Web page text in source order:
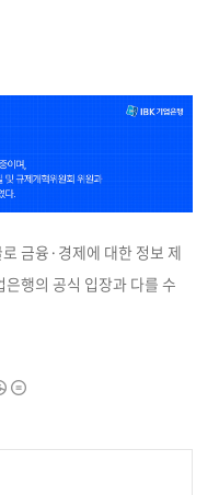
금융·경제에 대한 정보 제
행의 공식 입장과 다를 수